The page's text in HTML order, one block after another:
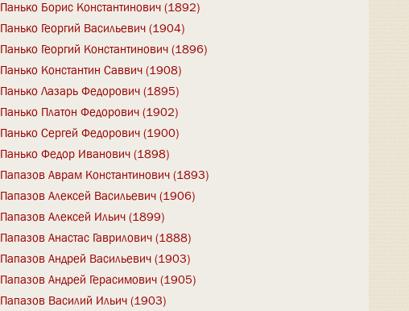
Панько Борис Константинович (1892)
Панько Георгий Васильевич (1904)
Панько Георгий Константинович (1896)
Панько Константин Саввич (1908)
Панько Лазарь Федорович (1895)
Панько Платон Федорович (1902)
Панько Сергей Федорович (1900)
Панько Федор Иванович (1898)
Папазов Аврам Константинович (1893)
Папазов Алексей Васильевич (1906)
Папазов Алексей Ильич (1899)
Папазов Анастас Гаврилович (1888)
Папазов Андрей Васильевич (1903)
Папазов Андрей Герасимович (1905)
Папазов Василий Ильич (1903)